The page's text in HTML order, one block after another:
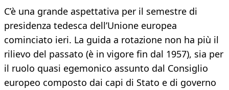
C’è una grande aspettativa per il semestre di
presidenza tedesca dell’Unione europea
cominciato ieri. La guida a rotazione non ha più il
rilievo del passato (è in vigore fin dal 1957), sia per
il ruolo quasi egemonico assunto dal Consiglio
europeo composto dai capi di Stato e di governo